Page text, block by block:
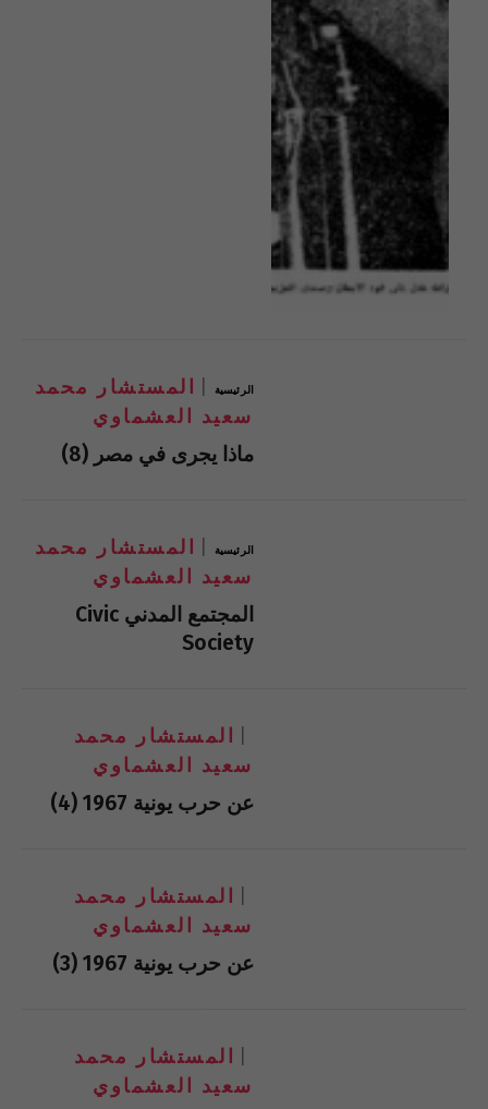
الرئيسية
المستشار محمد
سعيد العشماوي
ماذا يجرى في مصر (8)
الرئيسية
المستشار محمد
سعيد العشماوي
المجتمع المدني Civic
Society
المستشار محمد
سعيد العشماوي
عن حرب يونية 1967 (4)
المستشار محمد
سعيد العشماوي
عن حرب يونية 1967 (3)
المستشار محمد
سعيد العشماوي